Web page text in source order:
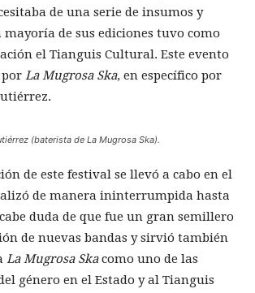
de una serie de insumos y
mayoría de sus ediciones tuvo como
el Tianguis Cultural. Este evento
La Mugrosa Ska, en específico por
(baterista de La Mugrosa Ska).
de este festival se llevó a cabo en el
de manera ininterrumpida hasta
duda de que fue un gran semillero
de nuevas bandas y sirvió también
La Mugrosa Skacomo uno de las
género en el Estado y al Tianguis